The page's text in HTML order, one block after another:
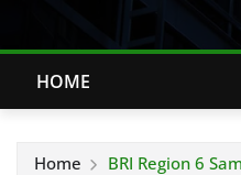
HOME
Home BRI Region 6